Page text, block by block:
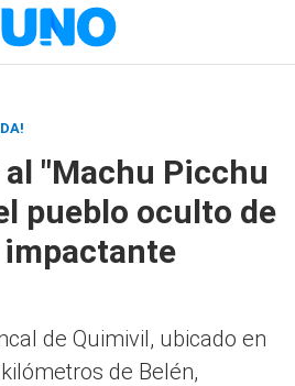
"Machu Picchu
pueblo oculto de
de Quimivil, ubicado en
de Belén,